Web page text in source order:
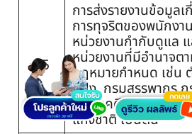
25
การส่งรายงานข้อมูลเ
การทุจริตของพนักงา
หน่วยงานกำกับดูแล แ
หน่วยงานที่มีอำนาจต
กฎหมายกำหนด เช่น
ปปง. กรมสรรพากร
บังคับคดี สำนักงานต
แห่งชาติ เป็นต้น